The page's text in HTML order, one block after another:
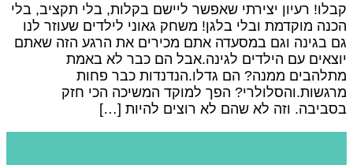
רעיון יצירתי שאפשר ליישם בקלות, בלי תקציב, בלי
מוקדמת ובלי בלגן! משחק גאוני לילדים שעוזר לנו
בגינה וגם במסעדה אתם מכירים את הרגע הזה שאתם
עם הילדים לגינה.אבל הם כבר לא באמת
ממנה? הם גדלו.הנדנדות כבר פחות
הפך למוקד המשיכה הכי חזק
וזה לא שהם לא רוצים להיות […]